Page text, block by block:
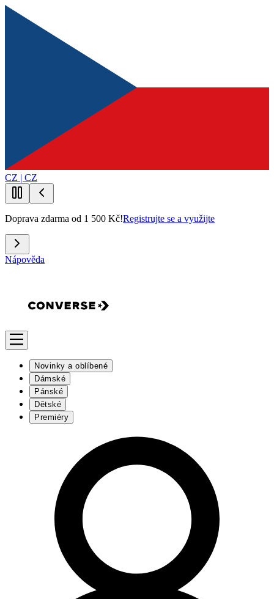
CZ | CZ
Doprava zdarma od 1 500 Kč!Registrujte se a využijte
Nápověda
Novinky a oblíbené
Dámské
Pánské
Dětské
Premiéry